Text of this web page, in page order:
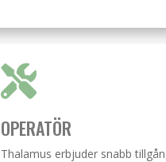

OPERATÖR
Thalamus erbjuder snabb